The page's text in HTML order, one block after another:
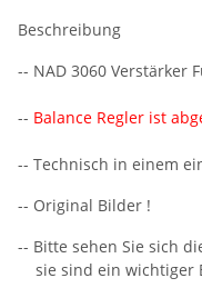
Beschreibung
-- NAD 3060 Verstärker
-- Balance Regler ist
-- Technisch in einem
-- Original Bilder !
-- Bitte sehen Sie sich
sie sind ein wichtiger